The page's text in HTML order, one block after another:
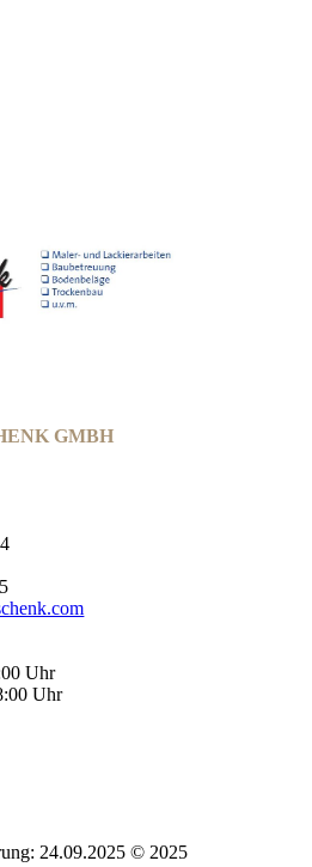
GMBH
Uhr
Uhr
24.09.2025 © 2025